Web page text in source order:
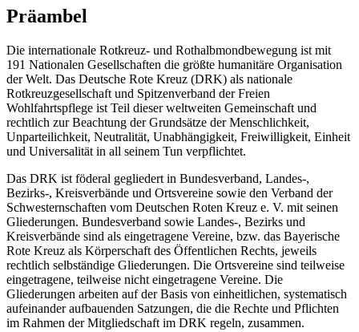
Präambel
Die internationale Rotkreuz- und Rothalbmondbewegung ist mit
191 Nationalen Gesellschaften die größte humanitäre Organisation
der Welt. Das Deutsche Rote Kreuz (DRK) als nationale
Rotkreuzgesellschaft und Spitzenverband der Freien
Wohlfahrtspflege ist Teil dieser weltweiten Gemeinschaft und
rechtlich zur Beachtung der Grundsätze der Menschlichkeit,
Unparteilichkeit, Neutralität, Unabhängigkeit, Freiwilligkeit, Einheit
und Universalität in all seinem Tun verpflichtet.
Das DRK ist föderal gegliedert in Bundesverband, Landes-,
Bezirks-, Kreisverbände und Ortsvereine sowie den Verband der
Schwesternschaften vom Deutschen Roten Kreuz e. V. mit seinen
Gliederungen. Bundesverband sowie Landes-, Bezirks und
Kreisverbände sind als eingetragene Vereine, bzw. das Bayerische
Rote Kreuz als Körperschaft des Öffentlichen Rechts, jeweils
rechtlich selbständige Gliederungen. Die Ortsvereine sind teilweise
eingetragene, teilweise nicht eingetragene Vereine. Die
Gliederungen arbeiten auf der Basis von einheitlichen, systematisch
aufeinander aufbauenden Satzungen, die die Rechte und Pflichten
im Rahmen der Mitgliedschaft im DRK regeln, zusammen.